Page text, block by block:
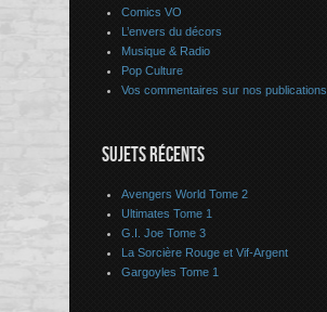
Comics VO
L’envers du décors
Musique & Radio
Pop Culture
Vos commentaires sur nos publications
SUJETS RÉCENTS
Avengers World Tome 2
Ultimates Tome 1
G.I. Joe Tome 3
La Sorcière Rouge et Vif-Argent
Gargoyles Tome 1